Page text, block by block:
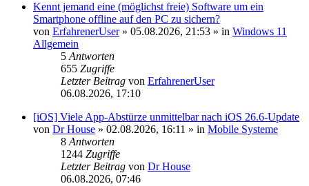
Kennt jemand eine (möglichst freie) Software um ein
Smartphone offline auf den PC zu sichern?
von ErfahrenerUser» 05.08.2026, 21:53 » in Windows 11
Allgemein
5Antworten
655 Zugriffe
Letzter Beitrag von ErfahrenerUser
06.08.2026, 17:10
[iOS] Viele App-Abstürze unmittelbar nach iOS 26.6-Update
von Dr House » 02.08.2026, 16:11 » in Mobile Systeme
8Antworten
1244 Zugriffe
Letzter Beitrag von Dr House
06.08.2026, 07:46